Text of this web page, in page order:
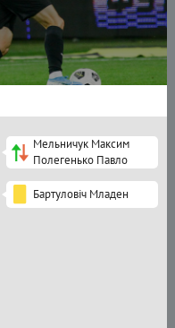
Мельничук Максим
Полегенько Павло
Бартуловіч Младен